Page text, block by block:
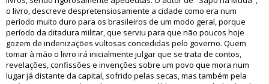
o livro, descreve despretensiosamente a cidade como era num
período muito duro para os brasileiros de um modo geral, porque
período da ditadura militar, que serviu para que não poucos hoje
gozem de indenizações vultosas concedidas pelo governo. Quem
tomar à mão o livro irá inicialmente julgar que se trata de contos,
revelações, confissões e invenções sobre um povo que mora num
lugar já distante da capital, sofrido pelas secas, mas também pela